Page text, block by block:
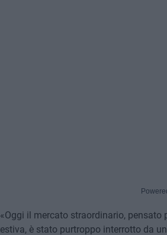
«Oggi il mercato straordinario,
estiva, è stato purtroppo interrotto da un